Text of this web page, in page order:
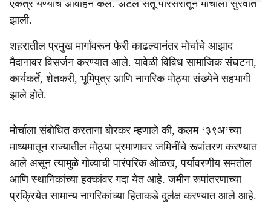
एकत्र येण्याचे आवाहन केले. अटल सेतू परिसरातून मोर्चाला सुरवात
झाली.
शहरातील प्रमुख मार्गांवरून फेरी काढल्यानंतर मोर्चाचे आझाद
मैदानावर विसर्जन करण्यात आले. यावेळी विविध सामाजिक संघटना,
कार्यकर्ते, शेतकरी, भूमिपुत्र आणि नागरिक मोठ्या संख्येने सहभागी
झाले होते.
मोर्चाला संबोधित करताना बोरकर म्हणाले की, कलम ‘३९अ’च्या
माध्यमातून राज्यातील मोठ्या प्रमाणावर जमिनींचे रूपांतरण करण्यात
आले असून त्यामुळे गोव्याची पारंपरिक ओळख, पर्यावरणीय समतोल
आणि स्थानिकांच्या हक्कांवर गदा येत आहे. जमीन रूपांतरणाच्या
प्रक्रियेत सामान्य नागरिकांच्या हिताकडे दुर्लक्ष करण्यात आले आहे.